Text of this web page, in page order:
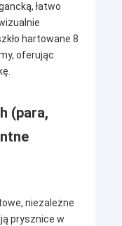
łatwo
hartowane 8
oferując
(para,
niezależne
prysznice w